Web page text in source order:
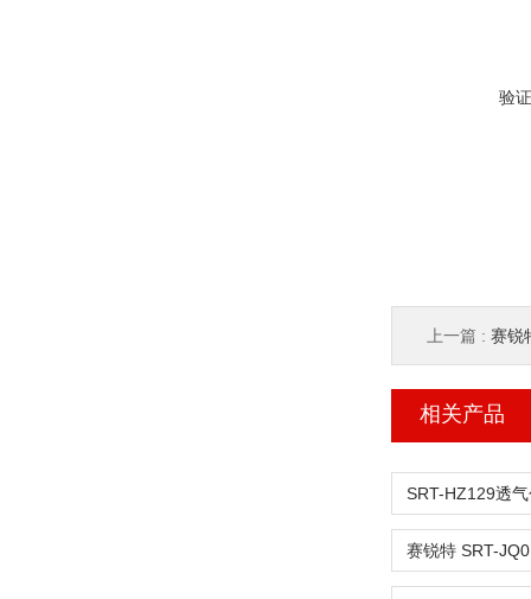
验
上一篇 : 赛锐特
相关产品